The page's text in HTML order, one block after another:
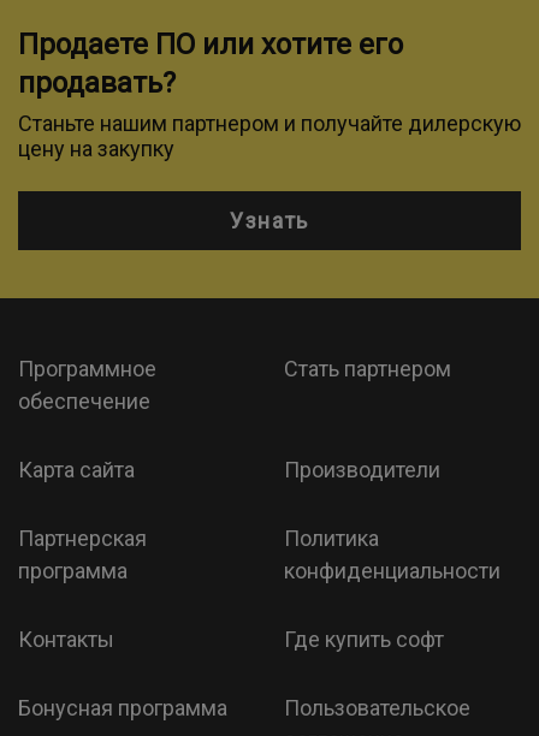
Продаете ПО или хотите его
продавать?
Станьте нашим партнером и получайте дилерскую
цену на закупку
Узнать
Программное
обеспечение
Стать партнером
Карта сайта Производители
Партнерская
программа
Политика
конфиденциальности
Контакты Где купить софт
Бонусная программа
Пользовательское